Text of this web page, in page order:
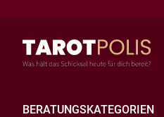
BERATUNGSKATEGORIEN